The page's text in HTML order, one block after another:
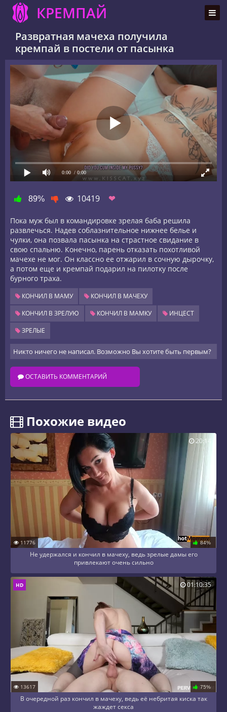
КРЕМПАЙ
Развратная мачеха получила
кремпай в постели от пасынка
0:00 / 0:00
89% 10419 ❤
Пока муж был в командировке зрелая баба решила
развлечься. Надев соблазнительное нижнее белье и
чулки, она позвала пасынка на страстное свидание в
свою спальню. Конечно, парень отказать похотливой
мачехе не мог. Он классно ее отжарил в сочную дырочку,
а потом еще и кремпай подарил на пилотку после
бурного траха.
КОНЧИЛ В МАМУ
КОНЧИЛ В МАЧЕХУ
КОНЧИЛ В ЗРЕЛУЮ
КОНЧИЛ В МАМКУ
ИНЦЕСТ
ЗРЕЛЫЕ
Никто ничего не написал. Возможно Вы хотите быть первым?
ОСТАВИТЬ КОММЕНТАРИЙ
️ Похожие видео
11776 84%
Не удержался и кончил в мачеху, ведь зрелые дамы его
привлекают очень сильно
20:14
13617 75%
В очередной раз кончил в мачеху, ведь её небритая киска так
жаждет секса
HD 01:10:35